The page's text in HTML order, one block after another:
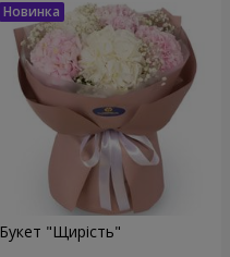
Букет "Щирість"